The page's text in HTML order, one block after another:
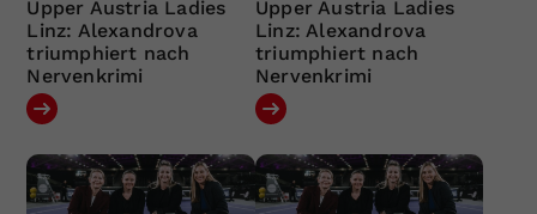
Upper Austria Ladies
Linz: Alexandrova
triumphiert nach
Nervenkrimi
Upper Austria Ladies
Linz: Alexandrova
triumphiert nach
Nervenkrimi